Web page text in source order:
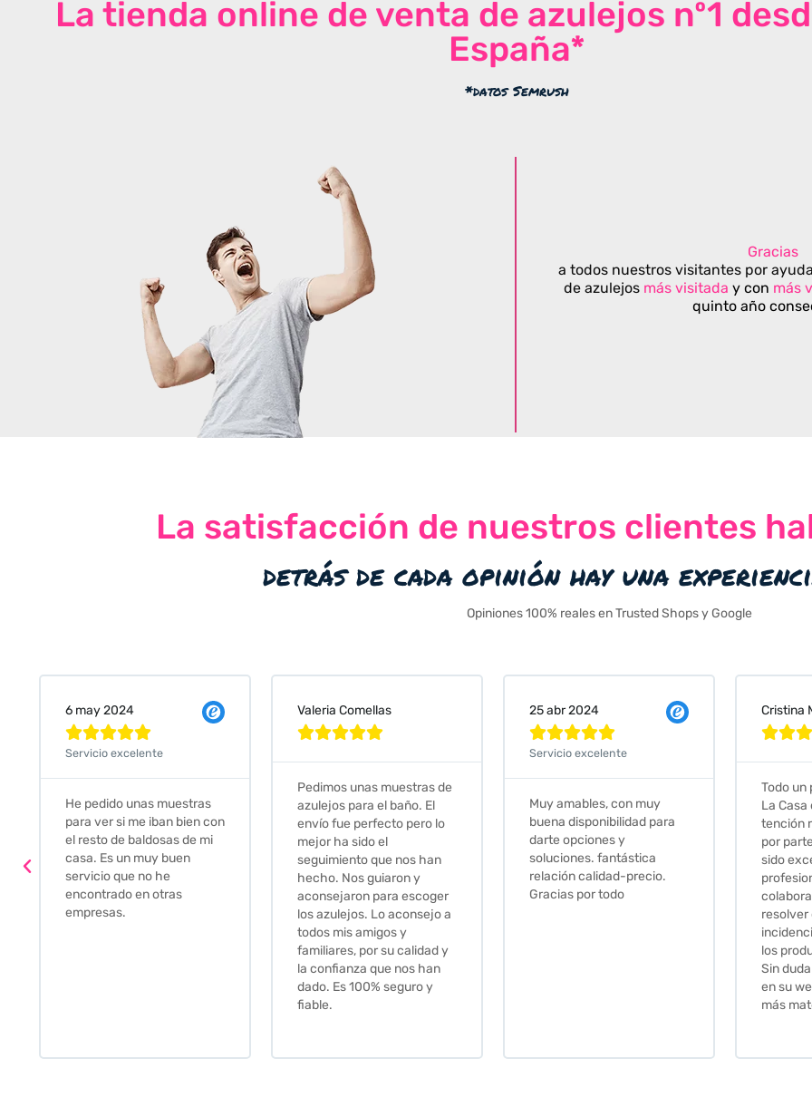
La tienda online de venta de azulejos nº1
España*
*datos Semrush
Gracias
a todos nuestros visitantes por
de azulejos más visitada y con más
quinto año
La satisfacción de nuestros clientes
detrás de cada opinión hay una
Opiniones 100% reales en Trusted Shops y Google
Valeria Comellas

azulejos para el baño. El
envío fue perfecto pero lo
mejor ha sido el
seguimiento que nos han
hecho. Nos guiaron y
aconsejaron para escoger
los azulejos. Lo aconsejo a
25 abr 2024

Muy amables, con muy
buena disponibilidad para
darte opciones y
soluciones. fantástica
relación calidad-precio.
Gracias por todo
Cristina Martin Serrano

La Casa de los Azulejos. La
tención recibida, sobretodo
por parte de Stephanie, ha
sido excepcional. Serios,
profesionales,
colaboradores para

muy
sus